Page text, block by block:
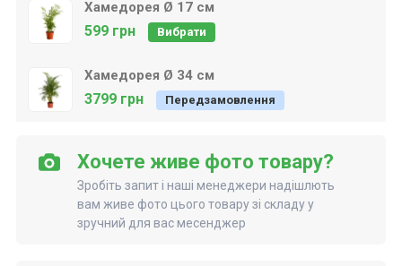
Хамедорея Ø 17 см
599 грн Вибрати
Хамедорея Ø 34 см
3799 грн Передзамовлення
Хочете живе фото товару?
Зробіть запит і наші менеджери надішлють
вам живе фото цього товару зі складу у
зручний для вас месенджер